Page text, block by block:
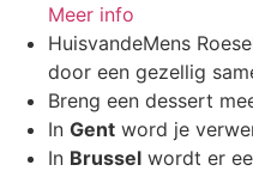
Meer info
HuisvandeMens
door een gezellig
Breng een dessert
In Gent word je
In Brussel wordt er